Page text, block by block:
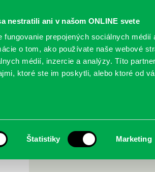
nestratili ani v našom ONLINE svete
prepojených sociálnych médií
o tom, ako používate naše webové
médií, inzercie a analýzy. Títo
ktoré ste im poskytli, alebo ktoré od
Štatistiky Marketing
PODUJATIA POBOČKY O
jedlá